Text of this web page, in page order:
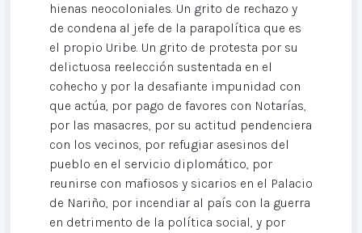
hienas neocoloniales. Un grito de rechazo y
de condena al jefe de la parapolítica que es
el propio Uribe. Un grito de protesta por su
delictuosa reelección sustentada en el
cohecho y por la desafiante impunidad con
que actúa, por pago de favores con Notarías,
por las masacres, por su actitud pendenciera
con los vecinos, por refugiar asesinos del
pueblo en el servicio diplomático, por
reunirse con mafiosos y sicarios en el Palacio
de Nariño, por incendiar al país con la guerra
en detrimento de la política social, y por